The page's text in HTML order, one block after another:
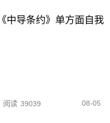
中导条约》单方面自我
阅读 39039 08-05